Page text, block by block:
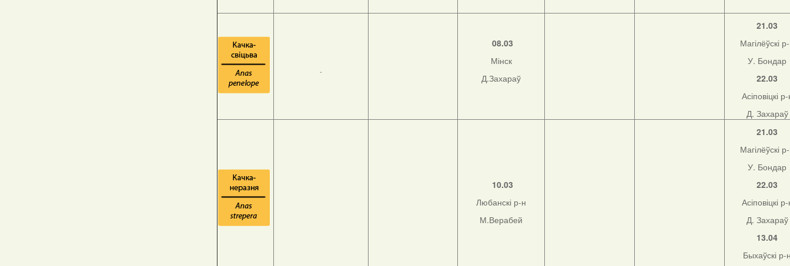
.
08.03
Мінск
Д.Захараў
21.03
Магілёўскі
У. Бондар
22.03
Асіповіцкі
Д. Захараў
10.03
Любанскі р-н
М.Верабей
21.03
Магілёўскі
У. Бондар
22.03
Асіповіцкі
Д. Захараў
13.04
Быхаўскі р-